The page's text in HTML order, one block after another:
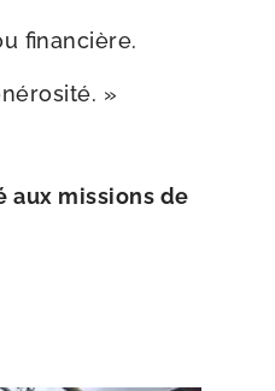
financière.
»
aux mis­sions de